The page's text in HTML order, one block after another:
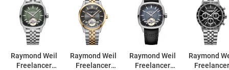
Raymond Weil
Freelancer
Raymond Weil
Freelancer
Raymond Weil
Freelancer
Raymond
Freelancer